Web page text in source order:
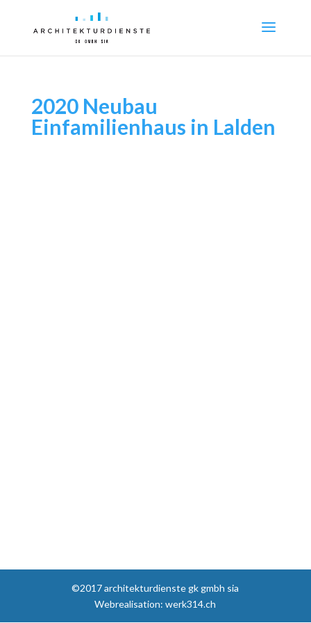
2020 Neubau
Einfamilienhaus in Lalden
©2017 architekturdienste gk gmbh sia
Webrealisation: werk314.ch